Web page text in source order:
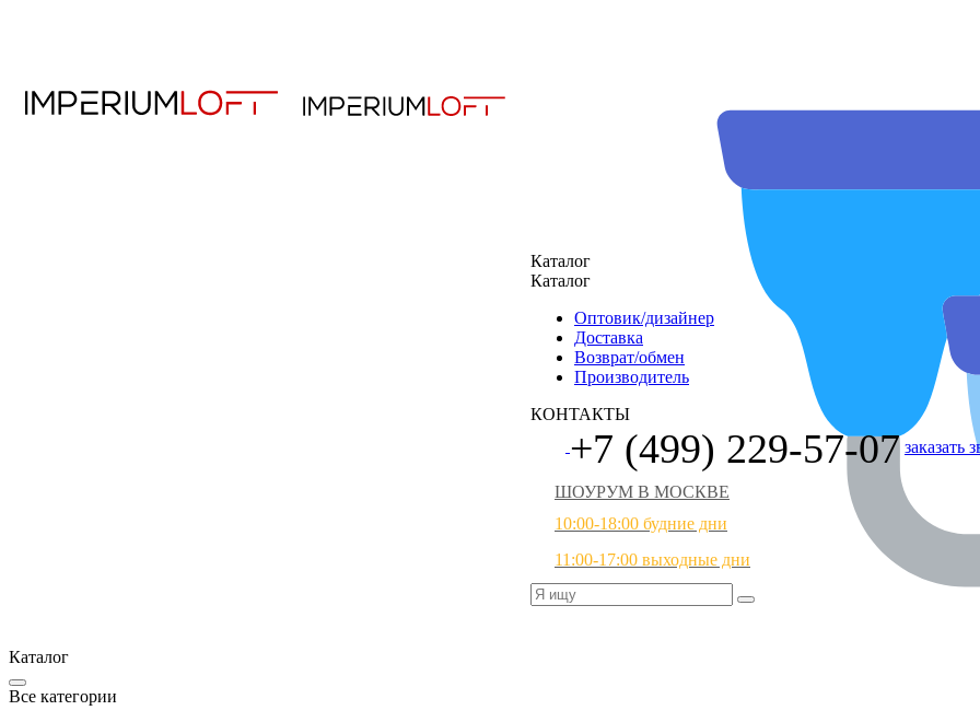
Каталог
Каталог
Оптовик/дизайнер
Доставка
Возврат/обмен
Производитель
КОНТАКТЫ
+7 (499) 229-57-07 заказать
ШОУРУМ В МОСКВЕ
10:00-18:00 будние дни
11:00-17:00 выходные дни
Каталог
Все категории